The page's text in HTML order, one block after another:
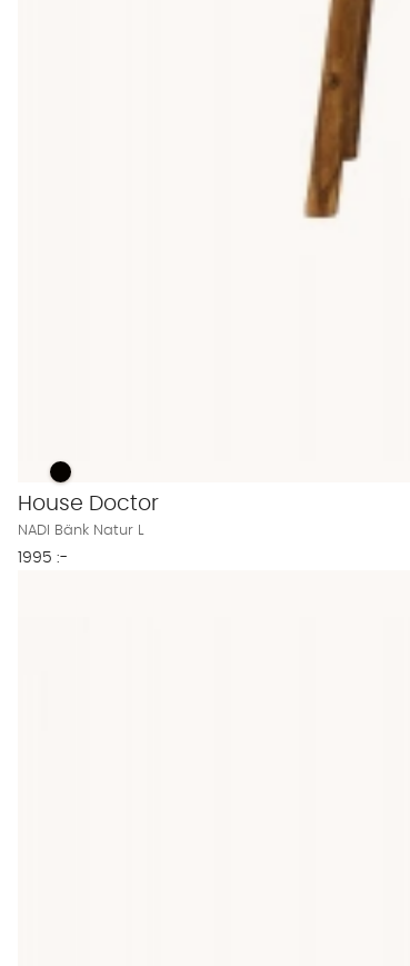
NADI Bänk Natur L Finns även i dessa färger:
NADI Bänk Natur L
House Doctor
NADI Bänk Natur L
1995 :-